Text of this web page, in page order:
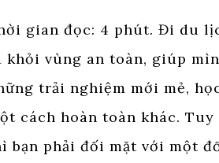
gian đọc: 4 phút. Đi du
khỏi vùng an toàn, giúp
trải nghiệm mới mẻ,
cách hoàn toàn khác.
bạn phải đối mặt với một